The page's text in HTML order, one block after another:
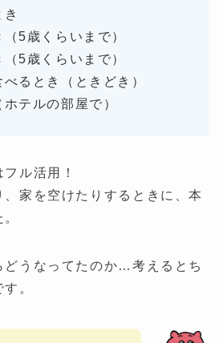
5歳くらいまで）
5歳くらいまで）
るとき（ときどき）
テルの部屋で）
ル活用！
家を空けたりするときに、本
どうなってたのか…考えるとち
。